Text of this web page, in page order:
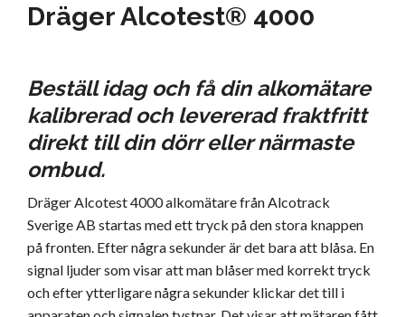
Dräger Alcotest® 4000
Beställ idag och få din alkomätare
kalibrerad och levererad fraktfritt
direkt till din dörr eller närmaste
ombud.
Dräger Alcotest 4000 alkomätare från Alcotrack
Sverige AB startas med ett tryck på den stora knappen
på fronten. Efter några sekunder är det bara att blåsa. En
signal ljuder som visar att man blåser med korrekt tryck
och efter ytterligare några sekunder klickar det till i